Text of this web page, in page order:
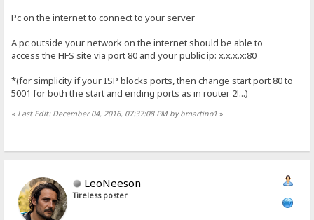
Pc on the internet to connect to your server
A pc outside your network on the internet should be able to
access the HFS site via port 80 and your public ip: x.x.x.x:80
*(for simplicity if your ISP blocks ports, then change start port 80 to
5001 for both the start and ending ports as in router 2!...)
« Last Edit: December 04, 2016, 07:37:08 PM by bmartino1 »
LeoNeeson
Tireless poster